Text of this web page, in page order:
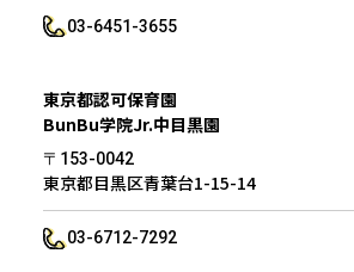
03-6451-3655
東京都認可保育園
BunBu学院Jr.中目黒園
〒153-0042
東京都目黒区青葉台1-15-14
03-6712-7292